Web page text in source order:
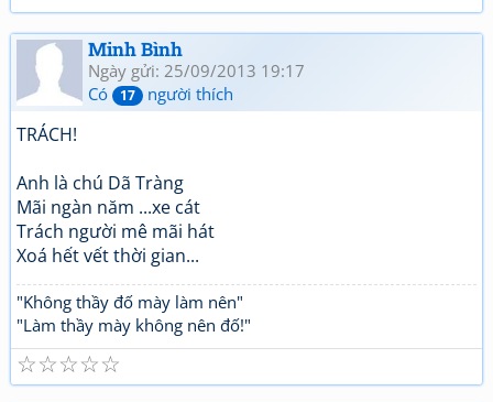
Minh Bình
Ngày gửi: 25/09/2013 19:17
Có
17 người thích
TRÁCH!
Anh là chú Dã Tràng
Mãi ngàn năm ...xe cát
Trách người mê mãi hát
Xoá hết vết thời gian...
"Không thầy đố mày làm nên"
"Làm thầy mày không nên đố!"
☆
☆
☆
☆
☆